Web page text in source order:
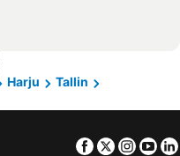
Harju
Tallin
Facebook
Twitter